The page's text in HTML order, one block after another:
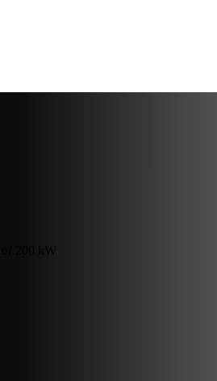
of 200 kW